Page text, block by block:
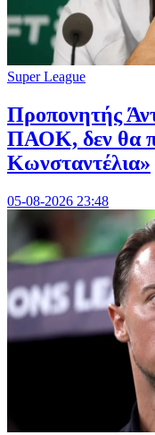
Super League
Προπονητής
ΠΑΟΚ, δεν θα
Κωνσταντέλια»
05-08-2026 23:48